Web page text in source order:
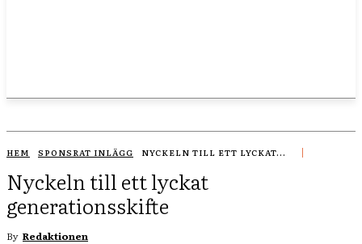
HEM SPONSRAT INLÄGG NYCKELN TILL ETT LYCKAT...
Nyckeln till ett lyckat
generationsskifte
By Redaktionen